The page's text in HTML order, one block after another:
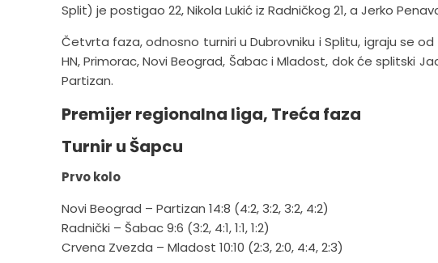
Split) je postigao 22, Nikola Lukić iz Radničkog 21, a Jerko
Četvrta faza, odnosno turniri u Dubrovniku i Splitu, igraju se
HN, Primorac, Novi Beograd, Šabac i Mladost, dok će splitski
Partizan.
Premijer regionalna liga, Treća faza
Turnir u Šapcu
Prvo kolo
Novi Beograd – Partizan 14:8 (4:2, 3:2, 3:2, 4:2)
Radnički – Šabac 9:6 (3:2, 4:1, 1:1, 1:2)
Crvena Zvezda – Mladost 10:10 (2:3, 2:0, 4:4, 2:3)